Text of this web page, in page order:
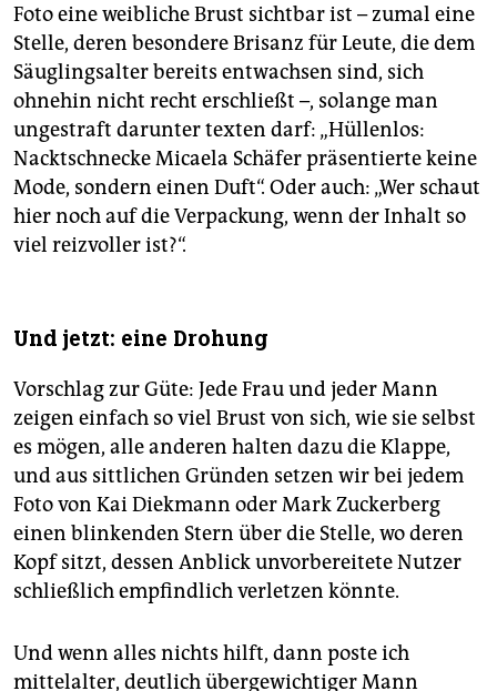
Foto eine weibliche Brust sichtbar ist – zumal eine
Stelle, deren besondere Brisanz für Leute, die dem
Säuglingsalter bereits entwachsen sind, sich
ohnehin nicht recht erschließt –, solange man
ungestraft darunter texten darf: „Hüllenlos:
Nacktschnecke Micaela Schäfer präsentierte keine
Mode, sondern einen Duft“. Oder auch: „Wer schaut
hier noch auf die Verpackung, wenn der Inhalt so
viel reizvoller ist?“.
Und jetzt: eine Drohung
Vorschlag zur Güte: Jede Frau und jeder Mann
zeigen einfach so viel Brust von sich, wie sie selbst
es mögen, alle anderen halten dazu die Klappe,
und aus sittlichen Gründen setzen wir bei jedem
Foto von Kai Diekmann oder Mark Zuckerberg
einen blinkenden Stern über die Stelle, wo deren
Kopf sitzt, dessen Anblick unvorbereitete Nutzer
schließlich empfindlich verletzen könnte.
Und wenn alles nichts hilft, dann poste ich
mittelalter, deutlich übergewichtiger Mann